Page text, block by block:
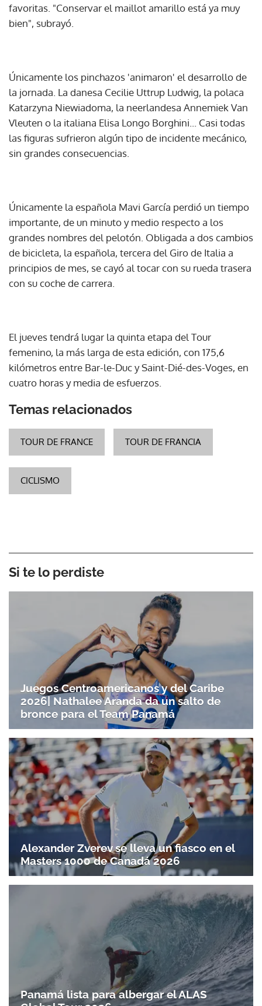
favoritas. "Conservar el maillot amarillo está ya muy
bien", subrayó.
Únicamente los pinchazos 'animaron' el desarrollo de
la jornada. La danesa Cecilie Uttrup Ludwig, la polaca
Katarzyna Niewiadoma, la neerlandesa Annemiek Van
Vleuten o la italiana Elisa Longo Borghini... Casi todas
las figuras sufrieron algún tipo de incidente mecánico,
sin grandes consecuencias.
Únicamente la española Mavi García perdió un tiempo
importante, de un minuto y medio respecto a los
grandes nombres del pelotón. Obligada a dos cambios
de bicicleta, la española, tercera del Giro de Italia a
principios de mes, se cayó al tocar con su rueda trasera
con su coche de carrera.
El jueves tendrá lugar la quinta etapa del Tour
femenino, la más larga de esta edición, con 175,6
kilómetros entre Bar-le-Duc y Saint-Dié-des-Voges, en
cuatro horas y media de esfuerzos.
Temas relacionados
TOUR DE FRANCE TOUR DE FRANCIA
CICLISMO
Si te lo perdiste
Juegos Centroamericanos y del Caribe
2026| Nathalee Aranda da un salto de
bronce para el Team Panamá
Alexander Zverev se lleva un fiasco en el
Masters 1000 de Canadá 2026
Panamá lista para albergar el ALAS